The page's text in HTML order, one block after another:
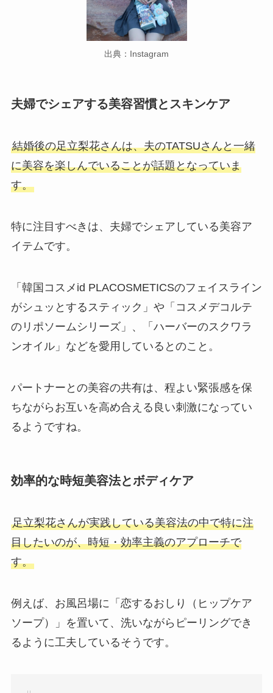
出典：Instagram
夫婦でシェアする美容習慣とスキンケア
結婚後の足立梨花さんは、夫のTATSUさんと一緒
に美容を楽しんでいることが話題となっていま
す。
特に注目すべきは、夫婦でシェアしている美容ア
イテムです。
「韓国コスメid PLACOSMETICSのフェイスライン
がシュッとするスティック」や「コスメデコルテ
のリポソームシリーズ」、「ハーバーのスクワラ
ンオイル」などを愛用しているとのこと。
パートナーとの美容の共有は、程よい緊張感を保
ちながらお互いを高め合える良い刺激になってい
るようですね。
効率的な時短美容法とボディケア
足立梨花さんが実践している美容法の中で特に注
目したいのが、時短・効率主義のアプローチで
す。
例えば、お風呂場に「恋するおしり（ヒップケア
ソープ）」を置いて、洗いながらピーリングでき
るように工夫しているそうです。